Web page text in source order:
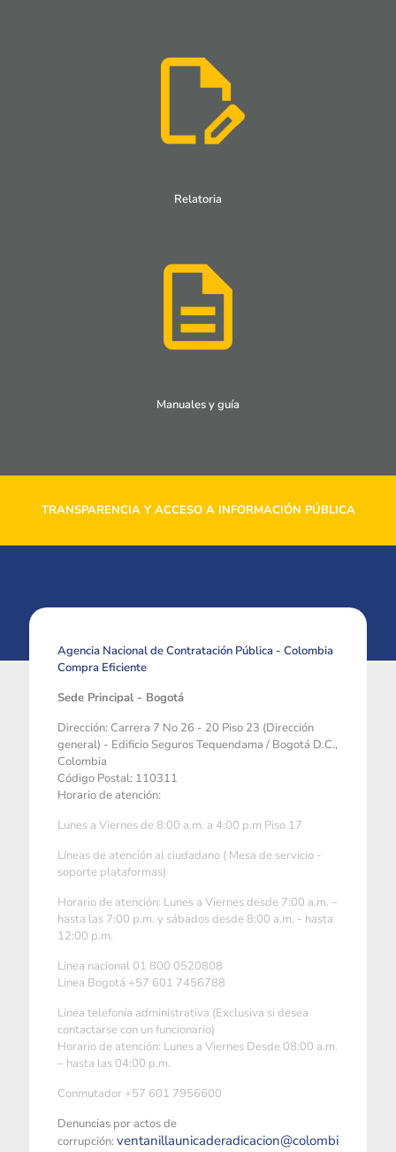
Relatoria
Manuales y guía
TRANSPARENCIA Y ACCESO A INFORMACIÓN PÚBLICA
Agencia Nacional de Contratación Pública - Colombia
Compra Eficiente
Sede Principal - Bogotá
Dirección: Carrera 7 No 26 - 20 Piso 23 (Dirección
general) - Edificio Seguros Tequendama / Bogotá D.C.,
Colombia
Código Postal: 110311
Horario de atención:
Lunes a Viernes de 8:00 a.m. a 4:00 p.m Piso 17
Líneas de atención al ciudadano ( Mesa de servicio -
soporte plataformas)
Horario de atención: Lunes a Viernes desde 7:00 a.m. –
hasta las 7:00 p.m. y sábados desde 8:00 a.m. - hasta
12:00 p.m.
Linea nacional 01 800 0520808
Linea Bogotá +57 601 7456788
Linea telefonía administrativa (Exclusiva si desea
contactarse con un funcionario)
Horario de atención: Lunes a Viernes Desde 08:00 a.m.
– hasta las 04:00 p.m.
Conmutador +57 601 7956600
Denuncias por actos de
corrupción: ventanillaunicaderadicacion@colombi